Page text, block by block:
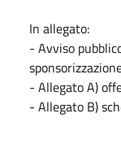
In allegato:
- Avviso
- Allegato A)
- Allegato B)